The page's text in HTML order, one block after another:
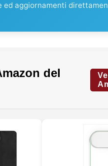
ed aggiornamenti